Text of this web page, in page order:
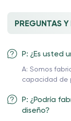
PREGUNTAS Y
P: ¿Es usted
A: Somos
capacidad de
P: ¿Podría
diseño?